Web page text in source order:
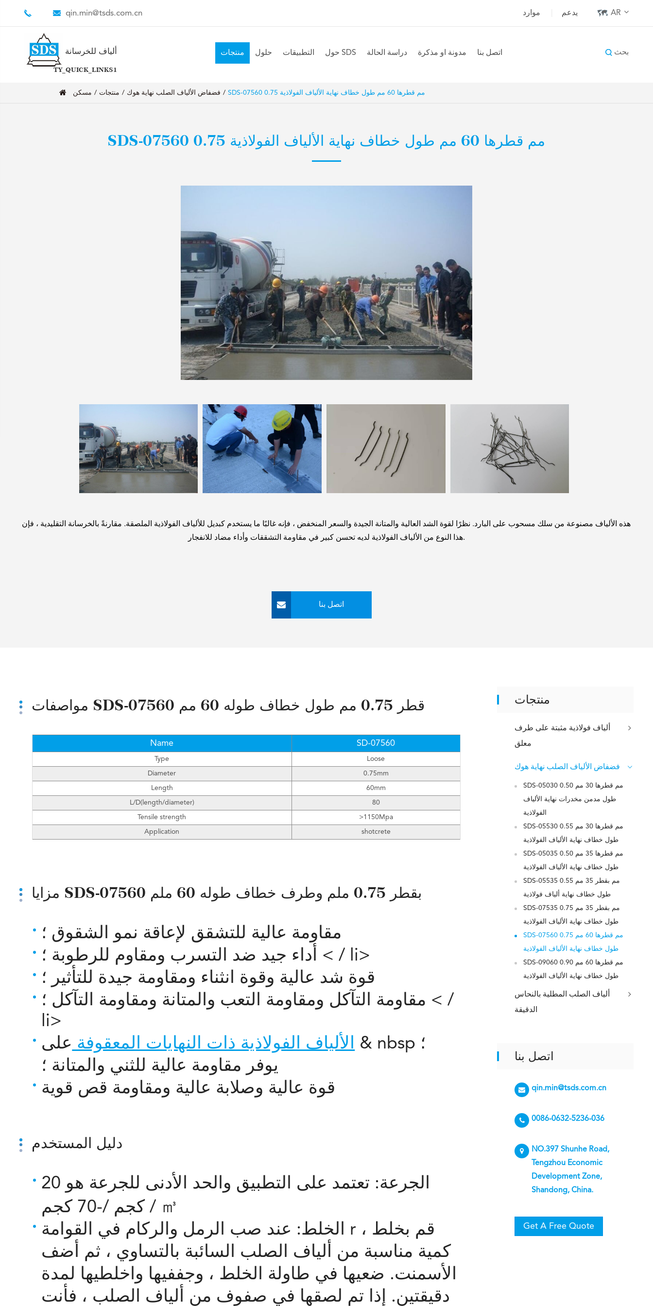
qin.min@tsds.com.cn موارد يدعم AR
ألياف للخرسانة
TY_QUICK_LINKS1
منتجات حلول التطبيقات حول SDS دراسة الحالة مدونة او مذكرة اتصل بنا بحث
مسكن منتجات فضفاض الألياف الصلب نهاية هوك SDS-07560 0.75 مم قطرها 60 مم طول خطاف نهاية الألياف الفولاذية
SDS-07560 0.75 مم قطرها 60 مم طول خطاف نهاية الألياف الفولاذية
هذه الألياف مصنوعة من سلك مسحوب على البارد. نظرًا لقوة الشد العالية والمتانة الجيدة والسعر المنخفض ، فإنه غالبًا ما يستخدم كبديل للألياف الفولاذية الملصقة. مقارنةً بالخرسانة التقليدية ، فإن
هذا النوع من الألياف الفولاذية لديه تحسن كبير في مقاومة التشققات وأداء مضاد للانفجار.
اتصل بنا
مواصفات SDS-07560 قطر 0.75 مم طول خطاف طوله 60 مم
Name SD-07560
Type Loose
Diameter 0.75mm
Length 60mm
L/D(length/diameter) 80
Tensile strength >1150Mpa
Application shotcrete
مزايا SDS-07560 بقطر 0.75 ملم وطرف خطاف طوله 60 ملم
مقاومة عالية للتشقق لإعاقة نمو الشقوق ؛
< / li>
قوة شد عالية وقوة انثناء ومقاومة جيدة للتأثير ؛
< /
li>
الألياف الفولاذية ذات النهايات المعقوفة على & nbsp ؛
يوفر مقاومة عالية للثني والمتانة ؛
قوة عالية وصلابة عالية ومقاومة قص قوية
دليل المستخدم
الجرعة: تعتمد على التطبيق والحد الأدنى للجرعة هو 20
كجم /-70 كجم / ㎥
الخلط: عند صب الرمل والركام في القوامة r ، قم بخلط
كمية مناسبة من ألياف الصلب السائبة بالتساوي ، ثم أضف
الأسمنت. ضعيها في طاولة الخلط ، وجففيها واخلطيها لمدة
دقيقتين. إذا تم لصقها في صفوف من ألياف الصلب ، فأنت
منتجات
ألياف فولاذية مثبتة على طرف
معلق
فضفاض الألياف الصلب نهاية هوك
SDS-05030 0.50 مم قطرها 30 مم
طول مدمن مخدرات نهاية الألياف
الفولاذية
SDS-05530 0.55 مم قطرها 30 مم
طول خطاف نهاية الألياف الفولاذية
SDS-05035 0.50 مم قطرها 35 مم
طول خطاف نهاية الألياف الفولاذية
SDS-05535 0.55 مم بقطر 35 مم
طول خطاف نهاية ألياف فولاذية
SDS-07535 0.75 مم بقطر 35 مم
طول خطاف نهاية الألياف الفولاذية
SDS-07560 0.75 مم قطرها 60 مم
طول خطاف نهاية الألياف الفولاذية
SDS-09060 0.90 مم قطرها 60 مم
طول خطاف نهاية الألياف الفولاذية
ألياف الصلب المطلية بالنحاس
الدقيقة
اتصل بنا
qin.min@tsds.com.cn
0086-0632-5236-036
NO.397 Shunhe Road,
Tengzhou Economic
Development Zone,
Shandong, China.
Get A Free Quote